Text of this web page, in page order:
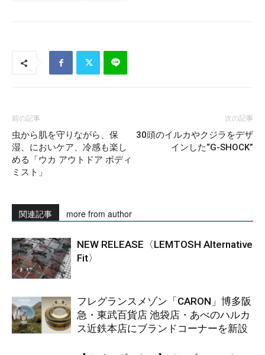
前の記事
虫から肌を守りながら、保
湿、においケア、冷感も楽し
める「ウカ アウトドア ボディ
ミスト」
次の記事
30頭のイルカやクジラをデザ
インした“G-SHOCK”
関連記事 more from author
NEW RELEASE〈LEMTOSH Alternative
Fit〉
フレグランスメゾン「CARON」博多阪
急・東武百貨店 池袋店・あべのハルカ
ス近鉄本店にブランドコーナーを新設